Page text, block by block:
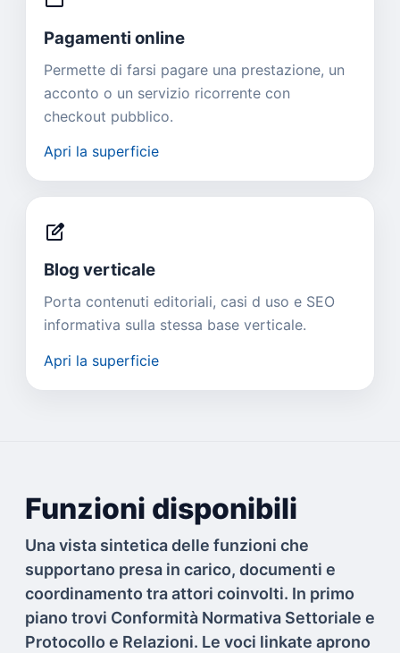
Pagamenti online
Permette di farsi pagare una prestazione, un
acconto o un servizio ricorrente con
checkout pubblico.
Apri la superficie
edit_square
Blog verticale
Porta contenuti editoriali, casi d uso e SEO
informativa sulla stessa base verticale.
Apri la superficie
Funzioni disponibili
Una vista sintetica delle funzioni che
supportano presa in carico, documenti e
coordinamento tra attori coinvolti. In primo
piano trovi Conformità Normativa Settoriale e
Protocollo e Relazioni. Le voci linkate aprono